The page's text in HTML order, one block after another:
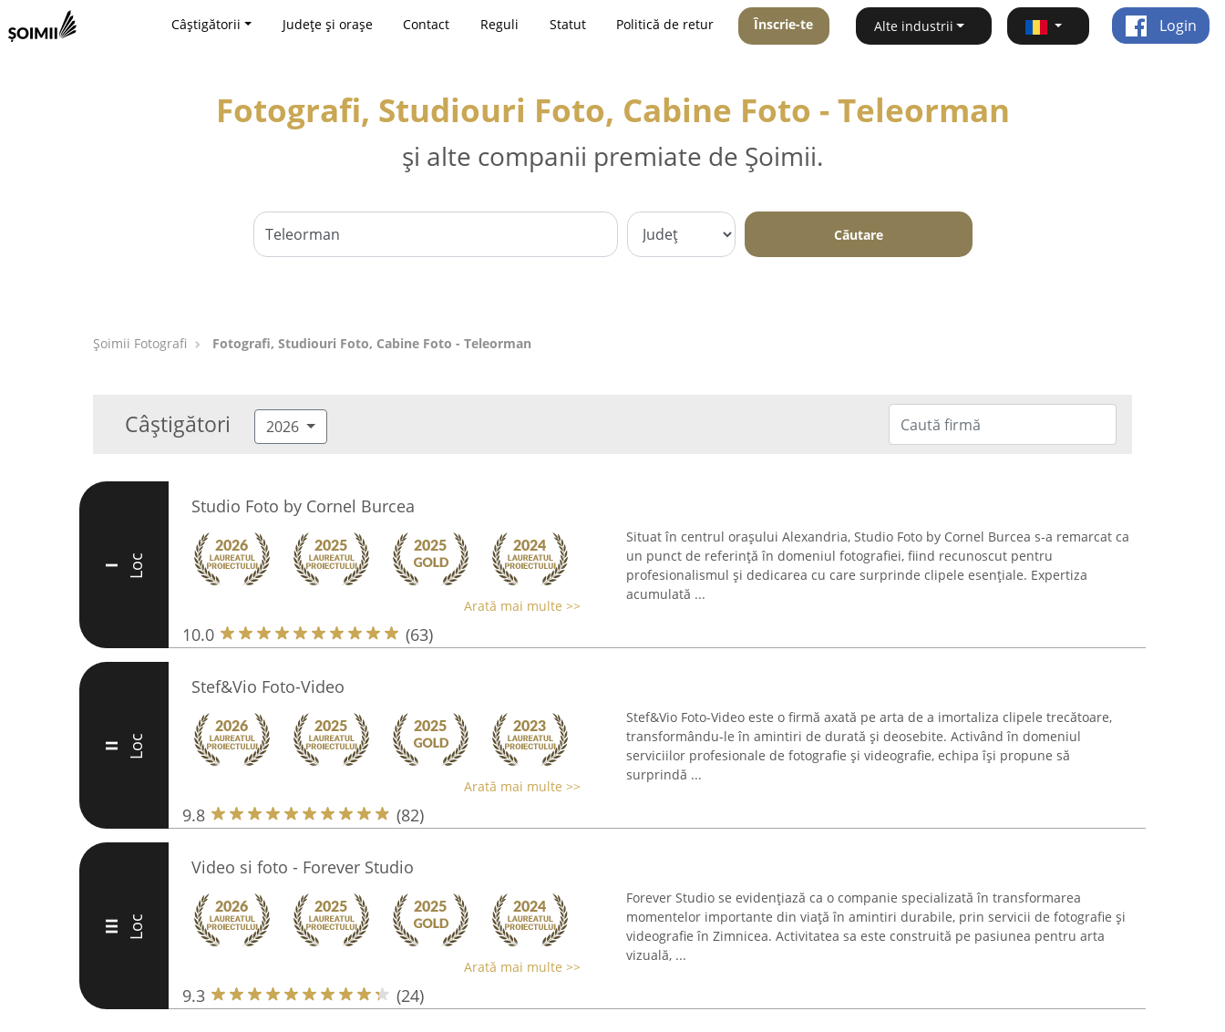
Câștigătorii Județe și orașe Contact Reguli Statut Politică de retur Înscrie-te Alte industrii Login
Fotografi, Studiouri Foto, Cabine Foto - Teleorman
și alte companii premiate de Șoimii.
Căutare
Șoimii Fotografi Fotografi, Studiouri Foto, Cabine Foto - Teleorman
Câștigători 2026
I Loc
Studio Foto by Cornel Burcea
Arată mai multe >>
10.0 (63)
Situat în centrul orașului Alexandria, Studio Foto by Cornel Burcea s-a remarcat ca
un punct de referință în domeniul fotografiei, fiind recunoscut pentru
profesionalismul și dedicarea cu care surprinde clipele esențiale. Expertiza
acumulată ...
II Loc
Stef&Vio Foto-Video
Arată mai multe >>
9.8 (82)
Stef&Vio Foto-Video este o firmă axată pe arta de a imortaliza clipele trecătoare,
transformându-le în amintiri de durată și deosebite. Activând în domeniul
serviciilor profesionale de fotografie și videografie, echipa își propune să
surprindă ...
III Loc
Video si foto - Forever Studio
Arată mai multe >>
9.3 (24)
Forever Studio se evidențiază ca o companie specializată în transformarea
momentelor importante din viață în amintiri durabile, prin servicii de fotografie și
videografie în Zimnicea. Activitatea sa este construită pe pasiunea pentru arta
vizuală, ...